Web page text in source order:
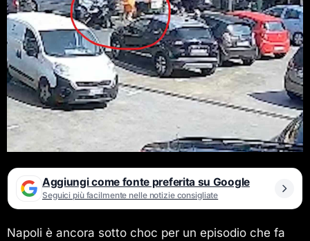
Aggiungi come fonte preferita su Google
Seguici più facilmente nelle notizie consigliate
Napoli è ancora sotto choc per un episodio che fa